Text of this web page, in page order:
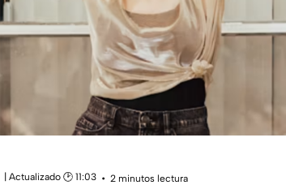
| Actualizado 🕑 11:03
2 minutos lectura